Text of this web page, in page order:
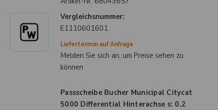
Vergleichsnummer:
E1110601601
Liefertermin auf Anfrage
Melden Sie sich an, um Preise sehen zu
können
Passscheibe Bucher Municipal Citycat
5000 Differential Hinterachse s: 0.2